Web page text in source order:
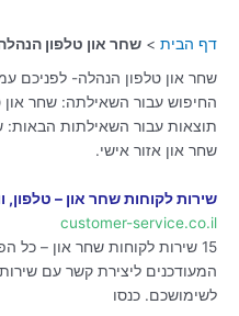
דף הבית
שחר און טלפון
שחר און טלפון הנהלה- לפניכם
החיפוש עבור השאילתה: שחר און
תוצאות עבור השאילתות הבאות:
שחר און אזור אישי.
שירות לקוחות שחר און –
customer-service.co.il
15 שירות לקוחות שחר און –
המעודכנים ליצירת קשר עם
לשימושכם. כנסו